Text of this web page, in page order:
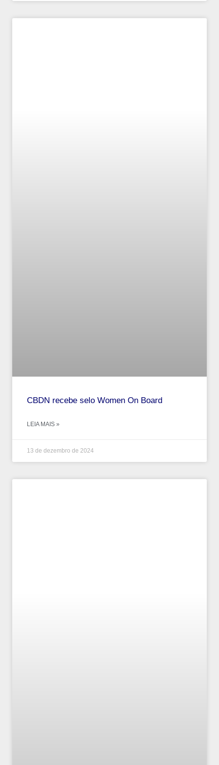
CBDN recebe selo Women On Board
LEIA MAIS »
13 de dezembro de 2024